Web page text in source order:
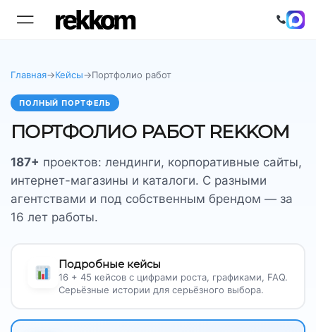
Главная→Кейсы→Портфолио работ
ПОЛНЫЙ ПОРТФЕЛЬ
ПОРТФОЛИО РАБОТ REKKOM
187+ проектов: лендинги, корпоративные сайты,
интернет-магазины и каталоги. С разными
агентствами и под собственным брендом — за
16 лет работы.
Подробные кейсы
16 + 45 кейсов с цифрами роста, графиками, FAQ.
Серьёзные истории для серьёзного выбора.